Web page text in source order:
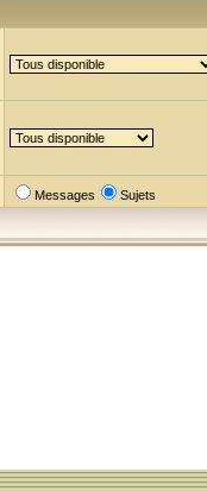
Messages Sujets